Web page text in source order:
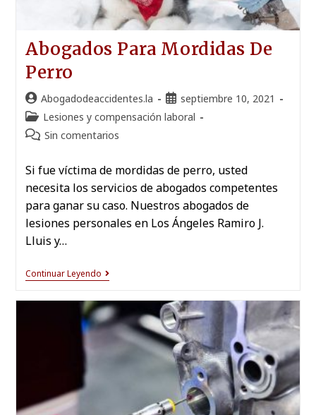
Abogados Para Mordidas De
Perro
Abogadodeaccidentes.la
septiembre 10, 2021
Lesiones y compensación laboral
Sin comentarios
Si fue víctima de mordidas de perro, usted
necesita los servicios de abogados competentes
para ganar su caso. Nuestros abogados de
lesiones personales en Los Ángeles Ramiro J.
Lluis y…
Continuar Leyendo